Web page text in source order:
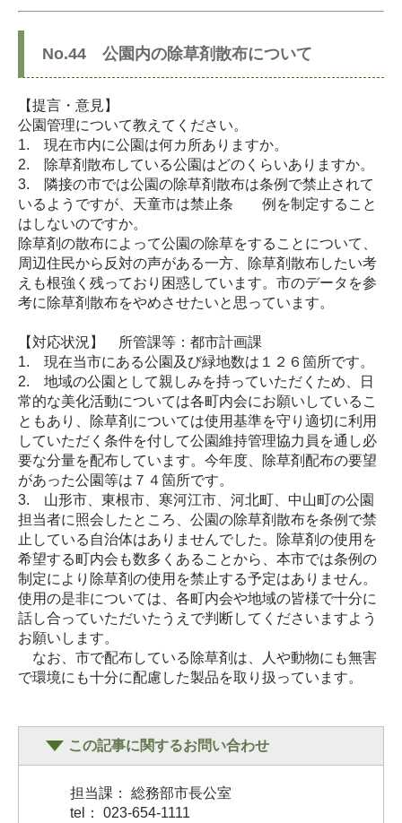
No.44 公園内の除草剤散布について
【提言・意見】
公園管理について教えてください。
1. 現在市内に公園は何カ所ありますか。
2. 除草剤散布している公園はどのくらいありますか。
3. 隣接の市では公園の除草剤散布は条例で禁止されて
いるようですが、天童市は禁止条 例を制定すること
はしないのですか。
除草剤の散布によって公園の除草をすることについて、
周辺住民から反対の声がある一方、除草剤散布したい考
えも根強く残っており困惑しています。市のデータを参
考に除草剤散布をやめさせたいと思っています。
【対応状況】 所管課等：都市計画課
1. 現在当市にある公園及び緑地数は１２６箇所です。
2. 地域の公園として親しみを持っていただくため、日
常的な美化活動については各町内会にお願いしているこ
ともあり、除草剤については使用基準を守り適切に利用
していただく条件を付して公園維持管理協力員を通し必
要な分量を配布しています。今年度、除草剤配布の要望
があった公園等は７４箇所です。
3. 山形市、東根市、寒河江市、河北町、中山町の公園
担当者に照会したところ、公園の除草剤散布を条例で禁
止している自治体はありませんでした。除草剤の使用を
希望する町内会も数多くあることから、本市では条例の
制定により除草剤の使用を禁止する予定はありません。
使用の是非については、各町内会や地域の皆様で十分に
話し合っていただいたうえで判断してくださいますよう
お願いします。
なお、市で配布している除草剤は、人や動物にも無害
で環境にも十分に配慮した製品を取り扱っています。
この記事に関するお問い合わせ
担当課： 総務部市長公室
tel： 023-654-1111